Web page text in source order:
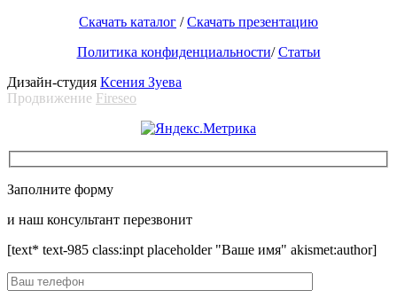
Скачать каталог / Скачать презентацию
Политика конфиденциальности/Статьи
Дизайн-студия Ксения Зуева
Продвижение Fireseo
Заполните форму
и наш консультант перезвонит
[text* text-985 class:inpt placeholder "Ваше имя" akismet:author]